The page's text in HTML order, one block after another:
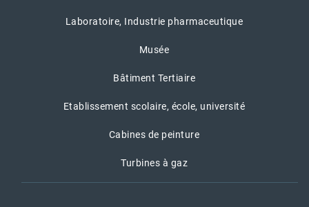
Laboratoire, Industrie pharmaceutique
Musée
Bâtiment Tertiaire
Etablissement scolaire, école, université
Cabines de peinture
Turbines à gaz